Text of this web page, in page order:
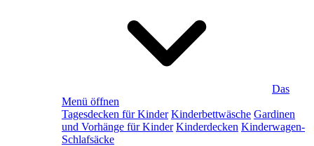
Das
Menü öffnen
Tagesdecken für Kinder Kinderbettwäsche Gardinen
und Vorhänge für Kinder Kinderdecken Kinderwagen-
Schlafsäcke